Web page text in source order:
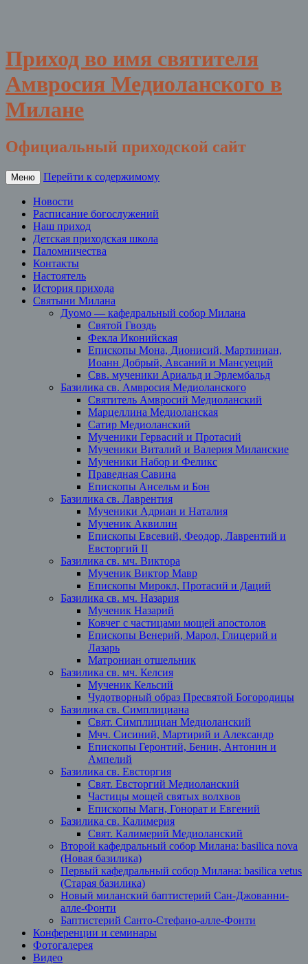
Приход во имя святителя
Амвросия Медиоланского в
Милане
Официальный приходской сайт
Меню Перейти к содержимому
Новости
Расписание богослужений
Наш приход
Детская приходская школа
Паломничества
Контакты
Настоятель
История прихода
Святыни Милана
Дуомо — кафедральный собор Милана
Святой Гвоздь
Фекла Иконийская
Епископы Мона, Дионисий, Мартиниан,
Иоанн Добрый, Авсаний и Мансуеций
Свв. мученики Ариальд и Эрлембальд
Базилика св. Амвросия Медиоланского
Святитель Амвросий Медиоланский
Марцеллина Медиоланская
Сатир Медиоланский
Мученики Гервасий и Протасий
Мученики Виталий и Валерия Миланские
Мученики Набор и Феликс
Праведная Савина
Епископы Ансельм и Бон
Базилика св. Лаврентия
Мученики Адриан и Наталия
Мученик Аквилин
Епископы Евсевий, Феодор, Лаврентий и
Евсторгий II
Базилика св. мч. Виктора
Мученик Виктор Мавр
Епископы Мирокл, Протасий и Даций
Базилика св. мч. Назария
Мученик Назарий
Ковчег с частицами мощей апостолов
Епископы Венерий, Марол, Глицерий и
Лазарь
Матрониан отшельник
Базилика св. мч. Келсия
Мученик Кельсий
Чудотворный образ Пресвятой Богородицы
Базилика св. Симплициана
Свят. Симплициан Медиоланский
Мчч. Сисиний, Мартирий и Александр
Епископы Геронтий, Бенин, Антонин и
Ампелий
Базилика св. Евсторгия
Свят. Евсторгий Медиоланский
Частицы мощей святых волхвов
Епископы Магн, Гонорат и Евгений
Базилика св. Калимерия
Свят. Калимерий Медиоланский
Второй кафедральный собор Милана: basilica nova
(Новая базилика)
Первый кафедральный собор Милана: basilica vetus
(Старая базилика)
Новый миланский баптистерий Сан-Джованни-
алле-Фонти
Баптистерий Санто-Стефано-алле-Фонти
Конференции и семинары
Фотогалерея
Видео